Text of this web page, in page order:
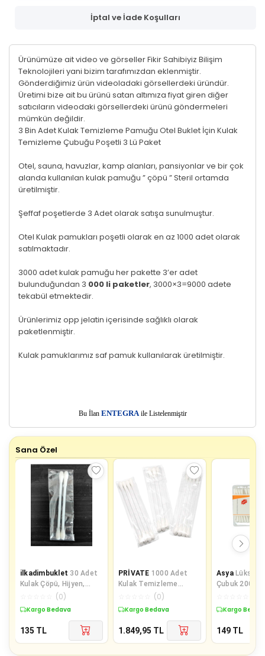
İptal ve İade Koşulları
Ürünümüze ait video ve görseller Fikir Sahibiyiz Bilişim
Teknolojileri yani bizim tarafımızdan eklenmiştir.
Gönderdiğimiz ürün videoladaki görsellerdeki üründür.
Üretimi bize ait bu ürünü satan altımıza fiyat giren diğer
satıcıların videodaki görsellerdeki ürünü göndermeleri
mümkün değildir.
3 Bin Adet Kulak Temizleme Pamuğu Otel Buklet İçin Kulak
Temizleme Çubuğu Poşetli 3 Lü Paket
Otel, sauna, havuzlar, kamp alanları, pansiyonlar ve bir çok
alanda kullanılan kulak pamuğu ” çöpü ” Steril ortamda
üretilmiştir.
Şeffaf poşetlerde 3 Adet olarak satışa sunulmuştur.
Otel Kulak pamukları poşetli olarak en az 1000 adet olarak
satılmaktadır.
3000 adet kulak pamuğu her pakette 3’er adet
bulunduğundan 3 000 li paketler, 3000×3=9000 adete
tekabül etmektedir.
Ürünlerimiz opp jelatin içerisinde sağlıklı olarak
paketlenmiştir.
Kulak pamuklarımız saf pamuk kullanılarak üretilmiştir.
Bu İlan ENTEGRAile Listelenmiştir
Sana Özel
ilkadimbuklet 30 Adet
Kulak Çöpü, Hijyen,
Kulak Temizleme
(0)
Kargo Bedava
135 TL
PRİVATE 1000 Adet
Kulak Temizleme
Pamuğu Otel Buklet
(0)
Kargo Bedava
1.849,95 TL
Asya Lüks
Çubuk 200' Lü
Kargo
149 TL